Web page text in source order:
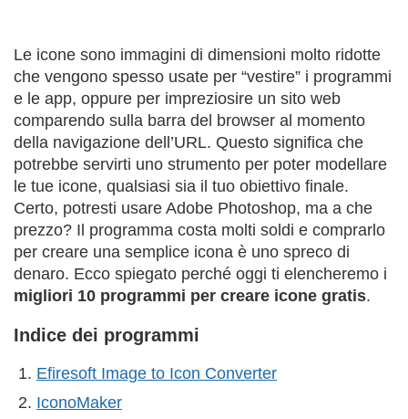
Le icone sono immagini di dimensioni molto ridotte
che vengono spesso usate per “vestire” i programmi
e le app, oppure per impreziosire un sito web
comparendo sulla barra del browser al momento
della navigazione dell’URL. Questo significa che
potrebbe servirti uno strumento per poter modellare
le tue icone, qualsiasi sia il tuo obiettivo finale.
Certo, potresti usare Adobe Photoshop, ma a che
prezzo? Il programma costa molti soldi e comprarlo
per creare una semplice icona è uno spreco di
denaro. Ecco spiegato perché oggi ti elencheremo i
migliori 10 programmi per creare icone gratis.
Indice dei programmi
Efiresoft Image to Icon Converter
IconoMaker